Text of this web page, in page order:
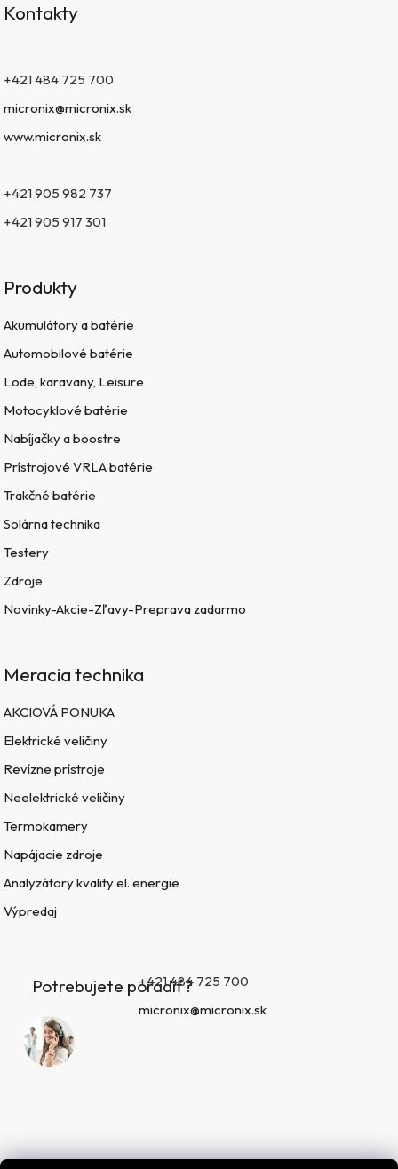
Kontakty
+421 484 725 700
micronix@micronix.sk
www.micronix.sk
+421 905 982 737
+421 905 917 301
Produkty
Akumulátory a batérie
Automobilové batérie
Lode, karavany, Leisure
Motocyklové batérie
Nabíjačky a boostre
Prístrojové VRLA batérie
Trakčné batérie
Solárna technika
Testery
Zdroje
Novinky-Akcie-Zľavy-Preprava zadarmo
Meracia technika
AKCIOVÁ PONUKA
Elektrické veličiny
Revízne prístroje
Neelektrické veličiny
Termokamery
Napájacie zdroje
Analyzátory kvality el. energie
Výpredaj
Potrebujete poradiť?+421 484 725 700
micronix@micronix.sk